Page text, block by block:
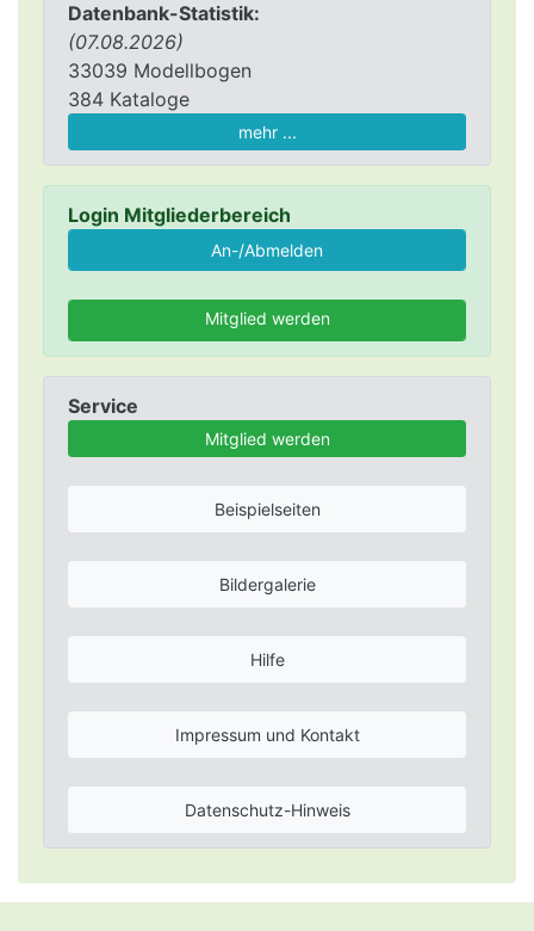
Datenbank-Statistik:
(07.08.2026)
33039 Modellbogen
384 Kataloge
mehr ...
Login Mitgliederbereich
Mitglied werden
Service
Mitglied werden
Beispielseiten
Bildergalerie
Hilfe
Impressum und Kontakt
Datenschutz-Hinweis